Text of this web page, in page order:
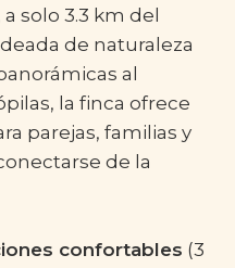
a solo 3.3 km del
de naturaleza
al
la finca ofrece
parejas, familias y
de la
confortables (3